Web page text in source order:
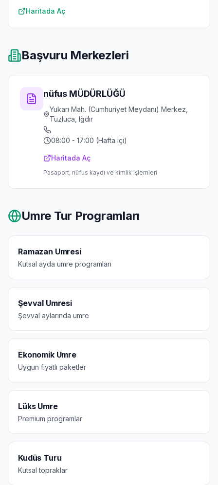
Haritada Aç
Başvuru Merkezleri
nüfus MÜDÜRLÜĞÜ
Yukarı Mah. (Cumhuriyet Meydanı) Merkez,
Tuzluca, Iğdır
08:00 - 17:00 (Hafta içi)
Haritada Aç
Pasaport, nüfus kaydı ve kimlik işlemleri
Umre Tur Programları
Ramazan Umresi
Kutsal ayda umre programları
Şevval Umresi
Şevval aylarında umre
Ekonomik Umre
Uygun fiyatlı paketler
Lüks Umre
Premium programlar
Kudüs Turu
Kutsal topraklar